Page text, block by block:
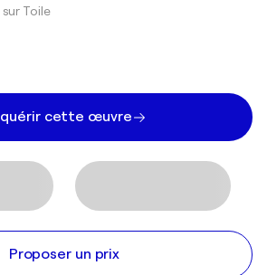
sur Toile
cette œuvre
Proposer un prix